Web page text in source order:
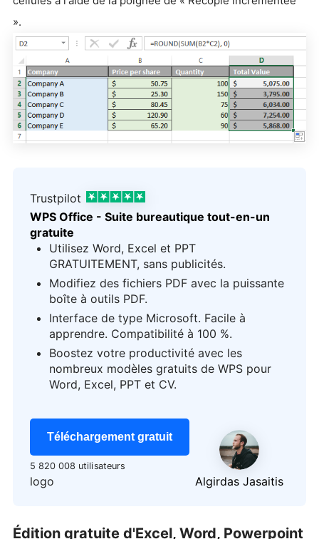
».
Trustpilot
WPS Office - Suite bureautique tout-en-un
gratuite
Utilisez Word, Excel et PPT
GRATUITEMENT, sans publicités.
Modifiez des fichiers PDF avec la puissante
boîte à outils PDF.
Interface de type Microsoft. Facile à
apprendre. Compatibilité à 100 %.
Boostez votre productivité avec les
nombreux modèles gratuits de WPS pour
Word, Excel, PPT et CV.
Téléchargement gratuit
5 820 008 utilisateurs
Algirdas Jasaitis
logo
Édition gratuite d'Excel, Word, Powerpoint